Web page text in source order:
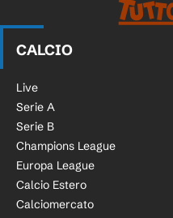
CALCIO
Live
Serie A
Serie B
Champions League
Europa League
Calcio Estero
Calciomercato